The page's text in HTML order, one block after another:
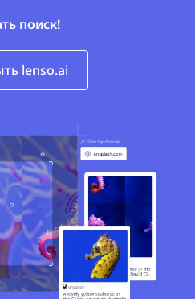
поиск!
lenso.ai